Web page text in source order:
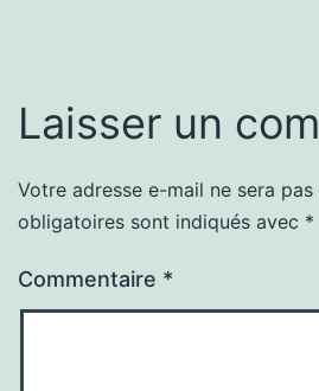
Laisser un
Votre adresse e-mail ne sera pas
obligatoires sont indiqués avec *
Commentaire *